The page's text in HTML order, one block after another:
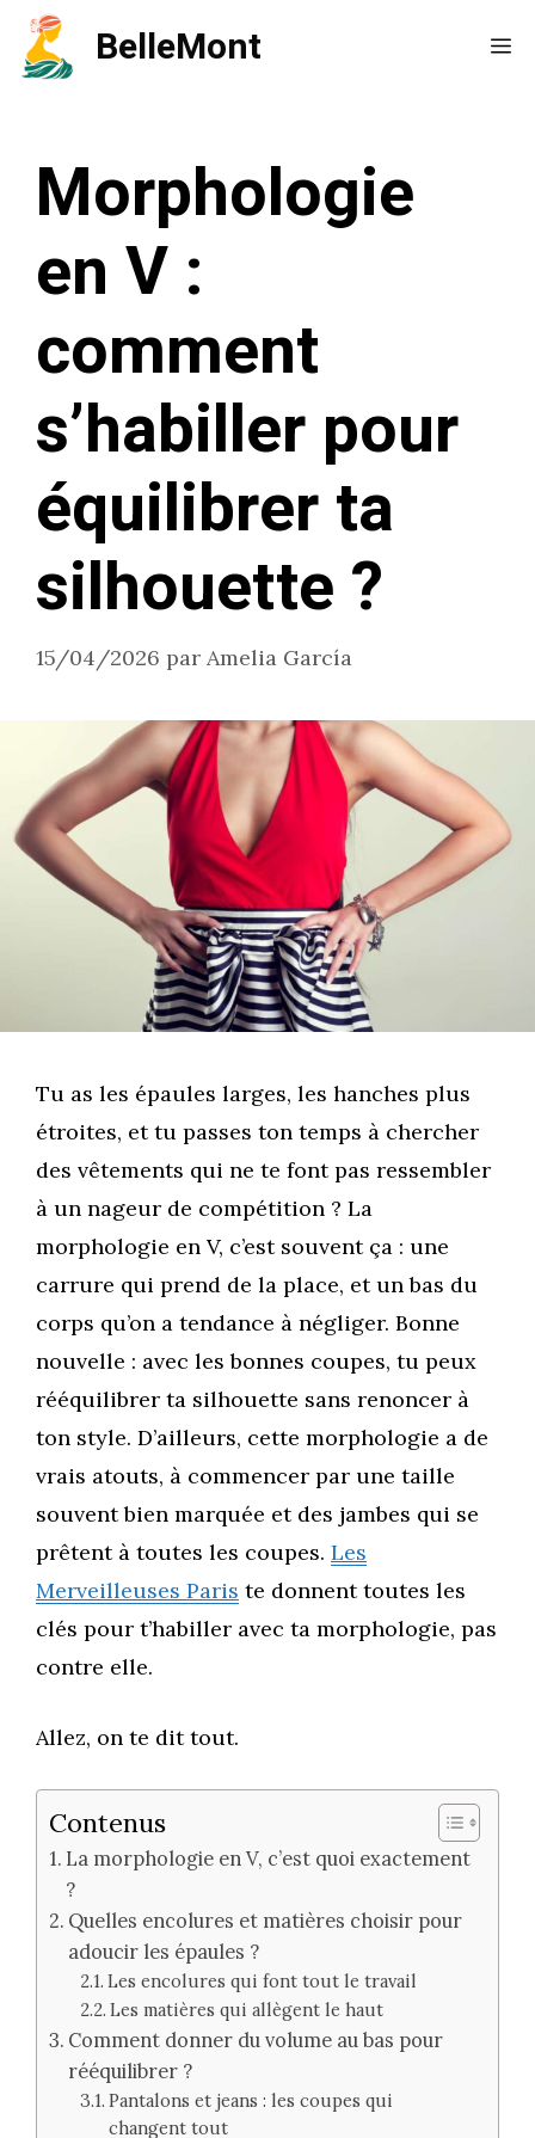
Aller
BelleMont
Morphologie
en V :
comment
s’habiller pour
équilibrer ta
silhouette ?
15/04/2026 par Amelia García
Tu as les épaules larges, les hanches plus
étroites, et tu passes ton temps à chercher
des vêtements qui ne te font pas ressembler
à un nageur de compétition ? La
morphologie en V, c’est souvent ça : une
carrure qui prend de la place, et un bas du
corps qu’on a tendance à négliger. Bonne
nouvelle : avec les bonnes coupes, tu peux
rééquilibrer ta silhouette sans renoncer à
ton style. D’ailleurs, cette morphologie a de
vrais atouts, à commencer par une taille
souvent bien marquée et des jambes qui se
prêtent à toutes les coupes. Les
Merveilleuses Paris te donnent toutes les
clés pour t’habiller avec ta morphologie, pas
contre elle.
Allez, on te dit tout.
Contenus
La morphologie en V, c’est quoi exactement
?
Quelles encolures et matières choisir pour
adoucir les épaules ?
Les encolures qui font tout le travail
Les matières qui allègent le haut
Comment donner du volume au bas pour
rééquilibrer ?
Pantalons et jeans : les coupes qui
changent tout